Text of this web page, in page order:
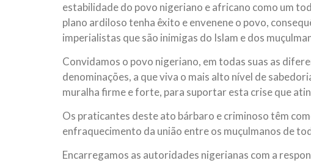
estabilidade do povo nigeriano e africano como um
plano ardiloso tenha êxito e envenene o povo,
imperialistas que são inimigas do Islam e dos
Convidamos o povo nigeriano, em todas suas as
denominações, a que viva o mais alto nível de
muralha firme e forte, para suportar esta crise que
Os praticantes deste ato bárbaro e criminoso têm
enfraquecimento da união entre os muçulmanos de
Encarregamos as autoridades nigerianas com a